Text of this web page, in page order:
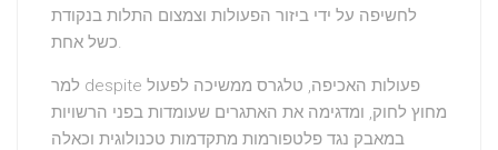
לחשיפה על ידי ביזור הפעולות וצמצום התלות בנקודת
כשל אחת.
למר despite פעולות האכיפה, טלגרס ממשיכה לפעול
מחוץ לחוק, ומדגימה את האתגרים שעומדות בפני הרשויות
במאבק נגד פלטפורמות מתקדמות טכנולוגית וכאלה